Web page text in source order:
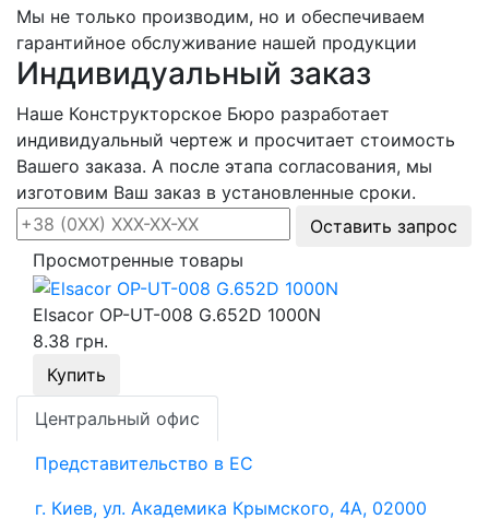
Мы не только производим, но и обеспечиваем
гарантийное обслуживание нашей продукции
Индивидуальный заказ
Наше Конструкторское Бюро разработает
индивидуальный чертеж и просчитает стоимость
Вашего заказа. А после этапа согласования, мы
изготовим Ваш заказ в установленные сроки.
Оставить запрос
Просмотренные товары
Elsacor OP-UT-008 G.652D 1000N
8.38 грн.
Купить
Центральный офис
Представительство в ЕС
г. Киев, ул. Академика Крымского, 4А, 02000